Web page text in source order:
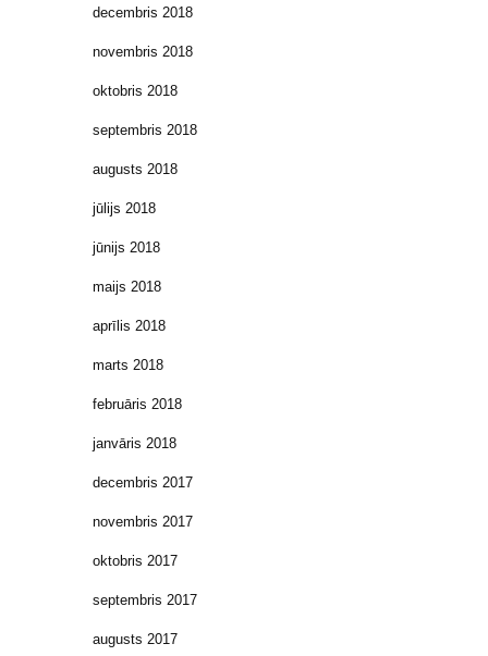
decembris 2018
novembris 2018
oktobris 2018
septembris 2018
augusts 2018
jūlijs 2018
jūnijs 2018
maijs 2018
aprīlis 2018
marts 2018
februāris 2018
janvāris 2018
decembris 2017
novembris 2017
oktobris 2017
septembris 2017
augusts 2017